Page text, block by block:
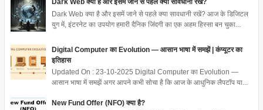
Dark Web क्या है और इसमें जाने से पहले क्या सावधानी रखें?
Dark Web क्या है और इसमें जाने से पहले क्या सावधानी रखें? आज के डिजिटल
युग में, इंटरनेट का उपयोग हमारी दैनिक जिंदगी का एक अहम हिस्सा बन चुका...
Digital Computer का Evolution — आसान भाषा में समझें | कंप्यूटर का
इतिहास
Updated On : 23-10-2025 Digital Computer का Evolution —
आसान भाषा में समझें अगर आपने कभी सोचा है कि आज के आधुनिक लैपटॉप या...
New Fund Offer (NFO) क्या है?